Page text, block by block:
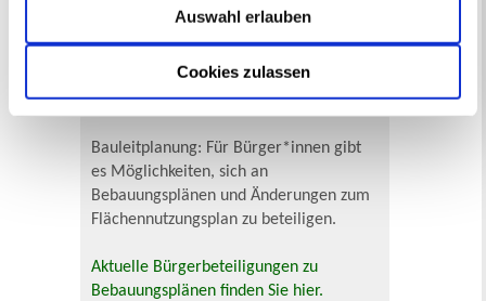
Cookies zulassen
Auswahl erlauben
Bürgerbeteiligung
Online-Beteiligungsportal der
Stadtverwaltung
Bauleitplanung: Für Bürger*innen gibt
es Möglichkeiten, sich an
Bebauungsplänen und Änderungen zum
Flächennutzungsplan zu beteiligen.
Aktuelle Bürgerbeteiligungen zu
Bebauungsplänen finden Sie hier.